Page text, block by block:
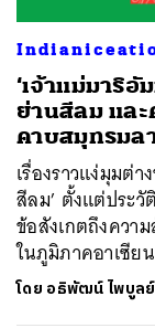
‘เจ้าแม่มาริ
ย่านสีลม และ
คาบสมุทรมล
เรื่องราวแง่มุมต่
สีลม’ ตั้งแต่ประวั
ข้อสังเกตถึงควา
ในภูมิภาคอาเซียน
โดย อธิพัฒน์ ไพบูลย์